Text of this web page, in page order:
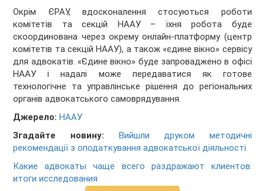
Окрім ЄРАУ, вдосконалення стосуються роботи
комітетів та секцій НААУ – їхня робота буде
скоординована через окрему онлайн-платформу (центр
комітетів та секцій НААУ), а також «єдине вікно» сервісу
для адвокатів. «Єдине вікно» буде запроваджено в офісі
НААУ і надалі може передаватися як готове
технологічне та управлінське рішення до регіональних
органів адвокатського самоврядування.
Джерело: НААУ
Згадайте новину:
Вийшли друком методичні
рекомендації з оподаткування адвокатської діяльності
Какие адвокаты чаще всего раздражают клиентов:
итоги исследования